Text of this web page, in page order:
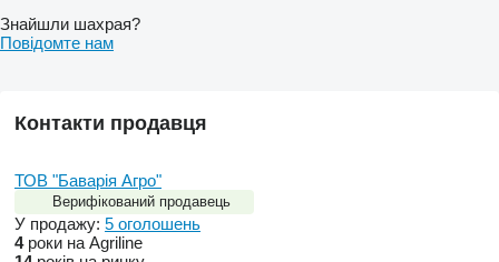
Знайшли шахрая?
Повідомте нам
Контакти продавця
ТОВ "Баварія Агро"
Верифікований продавець
У продажу: 5 оголошень
4роки на Agriline